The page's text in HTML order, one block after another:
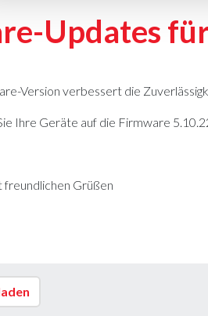
Updates
Version verbessert die
Ihre Geräte auf die Firmware
freundlichen Grüßen